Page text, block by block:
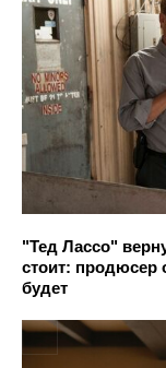
"Тед Лассо"
стоит: продюсер
будет